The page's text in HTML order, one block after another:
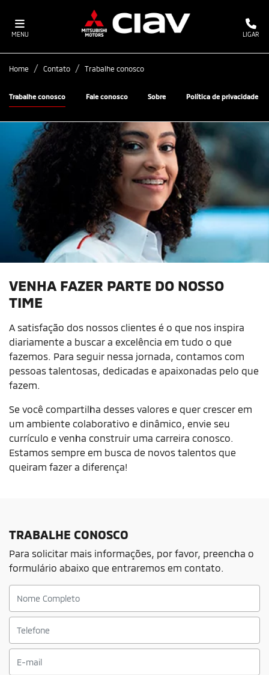
MENU LIGAR
Home Contato Trabalhe conosco
Fale conosco Sobre
Trabalhe conosco Política de privacidade
VENHA FAZER PARTE DO NOSSO
TIME
A satisfação dos nossos clientes é o que nos inspira
diariamente a buscar a excelência em tudo o que
fazemos. Para seguir nessa jornada, contamos com
pessoas talentosas, dedicadas e apaixonadas pelo que
fazem.
Se você compartilha desses valores e quer crescer em
um ambiente colaborativo e dinâmico, envie seu
currículo e venha construir uma carreira conosco.
Estamos sempre em busca de novos talentos que
queiram fazer a diferença!
TRABALHE CONOSCO
Para solicitar mais informações, por favor, preencha o
formulário abaixo que entraremos em contato.